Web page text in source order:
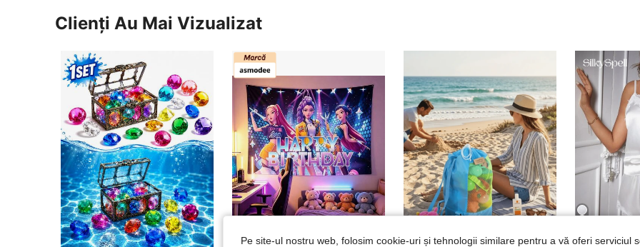
Clienți Au Mai Vizualizat
Pe site-ul nostru web, folosim cookie-uri și tehnologii similare pentru a vă oferi serviciul